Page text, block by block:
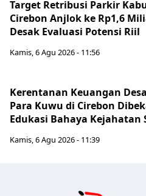
Target Retribusi Parkir
Cirebon Anjlok ke Rp1,6
Desak Evaluasi Potensi Riil
Kamis, 6 Agu 2026 - 11:56
Kerentanan Keuangan
Para Kuwu di Cirebon
Edukasi Bahaya Kejahatan
Kamis, 6 Agu 2026 - 11:39